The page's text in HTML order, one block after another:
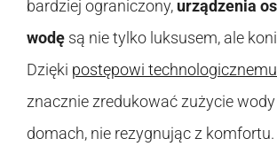
bardziej ograniczony, urządzenia
wodę są nie tylko luksusem, ale
Dzięki postępowi technologicznemu
znacznie zredukować zużycie
domach, nie rezygnując z